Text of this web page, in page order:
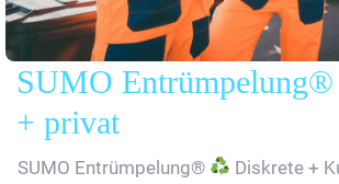
SUMO Entrümpelung®
+ privat
SUMO Entrümpelung®
Diskrete +